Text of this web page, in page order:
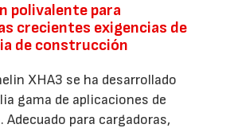
polivalente para
crecientes exigencias de
de construcción
XHA3 se ha desarrollado
gama de aplicaciones de
para cargadoras,